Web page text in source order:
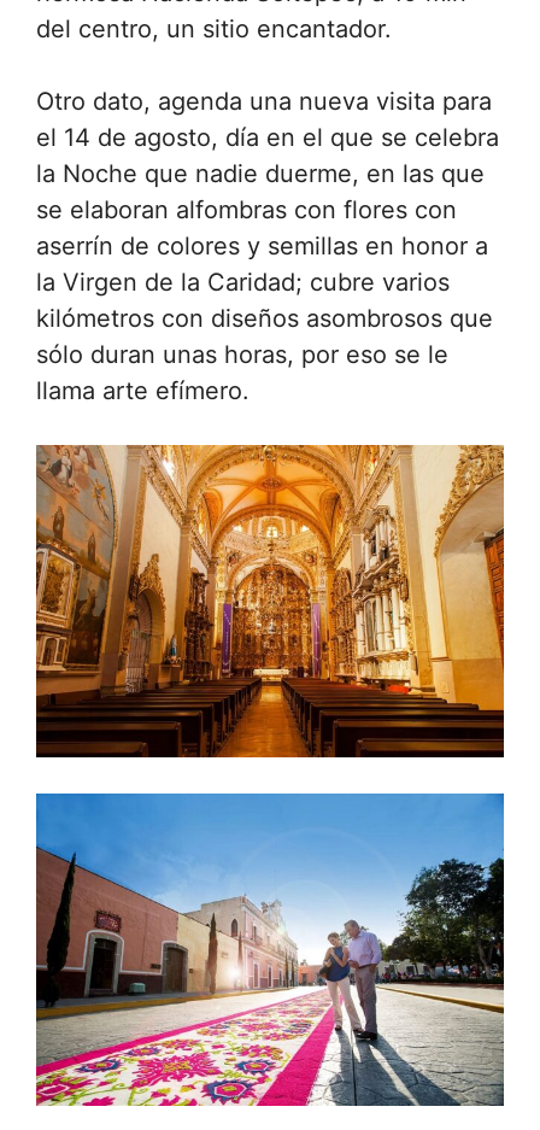
del centro, un sitio encantador.
Otro dato, agenda una nueva visita para
el 14 de agosto, día en el que se celebra
la Noche que nadie duerme, en las que
se elaboran alfombras con flores con
aserrín de colores y semillas en honor a
la Virgen de la Caridad; cubre varios
kilómetros con diseños asombrosos que
sólo duran unas horas, por eso se le
llama arte efímero.